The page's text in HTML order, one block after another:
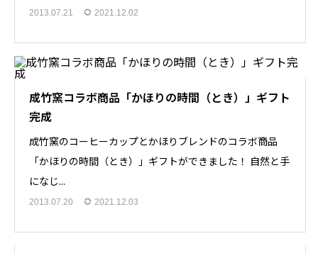
2013.07.21 2021.12.02
成竹窯コラボ商品「かほりの時間（とき）」ギフト
完成
成竹窯のコーヒーカップとかほりブレンドのコラボ商品
「かほりの時間（とき）」ギフトができました！ 自然と手
になじ...
2013.07.20 2021.12.03